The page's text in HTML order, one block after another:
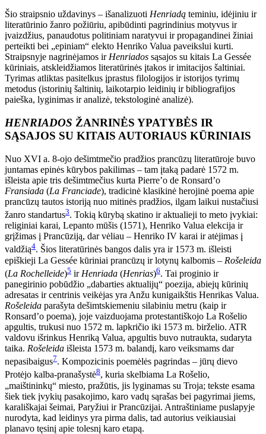
Šio straipsnio uždavinys – išanalizuoti Henriadą teminiu, idėjiniu ir
literatūrinio žanro požiūriu, apibūdinti pagrindinius motyvus ir
įvaizdžius, panaudotus politiniam naratyvui ir propagandinei žiniai
perteikti bei „epiniam“ elekto Henriko Valua paveikslui kurti.
Straipsnyje nagrinėjamos irHenriados sąsajos su kitais La Gessée
kūriniais, atskleidžiamos literatūrinės įtakos ir imitacijos šaltiniai.
Tyrimas atliktas pasitelkus įprastus filologijos ir istorijos tyrimų
metodus (istorinių šaltinių, laikotarpio leidinių ir bibliografijos
paieška, lyginimas ir analizė, tekstologinė analizė).
HENRIADOS ŽANRINĖS YPATYBĖS IR
SĄSAJOS SU KITAIS AUTORIAUS KŪRINIAIS
Nuo XVI a. 8-ojo dešimtmečio pradžios prancūzų literatūroje buvo
juntamas epinės kūrybos pakilimas – tam įtaką padarė 1572 m.
išleista apie tris dešimtmečius kurta Pierre’o de Ronsard’o
Fransiada (La Franciade), tradicinė klasikinė herojinė poema apie
prancūzų tautos istoriją nuo mitinės pradžios, ilgam laikui nustačiusi
žanro standartus3. Tokią kūrybą skatino ir aktualieji to meto įvykiai:
religiniai karai, Lepanto mūšis (1571), Henriko Valua elekcija ir
grįžimas į Prancūziją, dar vėliau – Henriko IV karai ir atėjimas į
valdžią4. Šios literatūrinės bangos dalis yra ir 1573 m. išleisti
epiškieji La Gessée kūriniai prancūzų ir lotynų kalbomis – Rošeleida
(La Rochelleide)5 ir Henriada (Henrias)6. Tai proginio ir
panegirinio pobūdžio „dabarties aktualijų“ poezija, abiejų kūrinių
adresatas ir centrinis veikėjas yra Anžu kunigaikštis Henrikas Valua.
Rošeleida parašyta dešimtskiemeniu silabiniu metru (kaip ir
Ronsard’o poema), joje vaizduojama protestantiškojo La Rošelio
apgultis, trukusi nuo 1572 m. lapkričio iki 1573 m. birželio. ATR
valdovu išrinkus Henriką Valua, apgultis buvo nutraukta, sudaryta
taika. Rošeleida išleista 1573 m. balandį, karo veiksmams dar
nepasibaigus7. Kompozicinis poemėlės pagrindas – jūrų dievo
Protėjo kalba-pranašystė8, kuria skelbiama La Rošelio,
„maištininkų“ miesto, pražūtis, jis lyginamas su Troja; tekste esama
šiek tiek įvykių pasakojimo, karo vadų sąrašas bei pagyrimai jiems,
karališkajai šeimai, Paryžiui ir Prancūzijai. Antraštiniame puslapyje
nurodyta, kad leidinys yra pirma dalis, tad autorius veikiausiai
planavo tęsinį apie tolesnį karo etapą.